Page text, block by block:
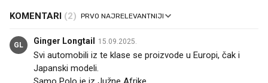
KOMENTARI (2)
GL Ginger Longtail 15.09.2025.
Svi automobili iz te klase se proizvode u Europi, čak i
Japanski modeli.